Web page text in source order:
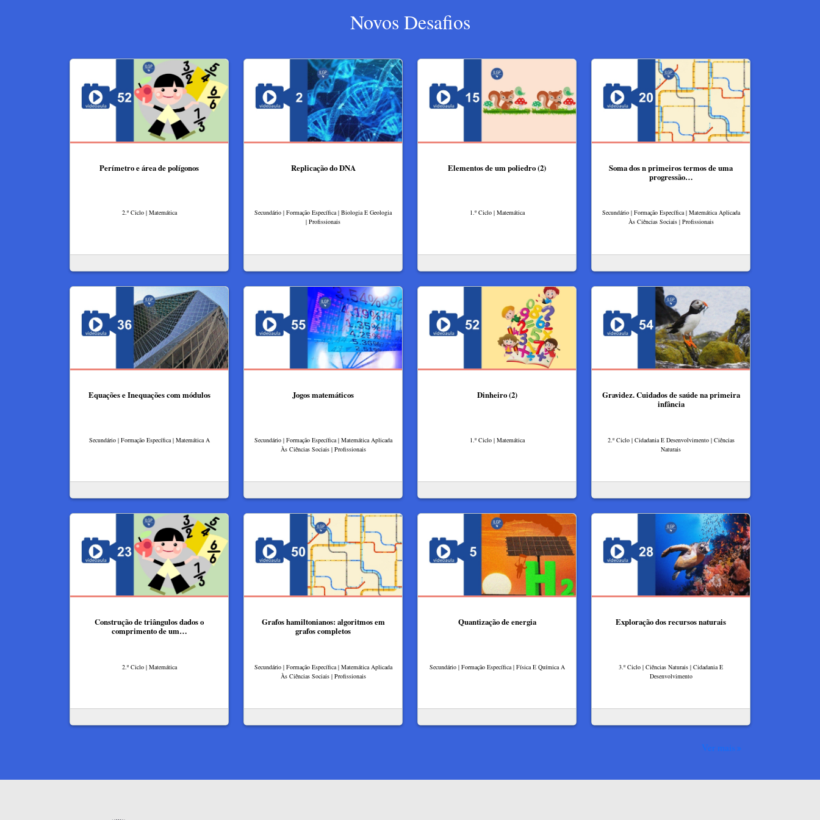
Novos Desafios
Perímetro e área de polígonos
2.º Ciclo | Matemática
Replicação do DNA
Secundário | Formação Específica | Biologia E Geologia
| Profissionais
Elementos de um poliedro (2)
1.º Ciclo | Matemática
Soma dos n primeiros termos de uma
progressão…
Secundário | Formação Específica | Matemática Aplicada
Às Ciências Sociais | Profissionais
Equações e Inequações com módulos
Secundário | Formação Específica | Matemática A
Jogos matemáticos
Secundário | Formação Específica | Matemática Aplicada
Às Ciências Sociais | Profissionais
Dinheiro (2)
1.º Ciclo | Matemática
Gravidez. Cuidados de saúde na primeira
infância
2.º Ciclo | Cidadania E Desenvolvimento | Ciências
Naturais
Construção de triângulos dados o
comprimento de um…
2.º Ciclo | Matemática
Grafos hamiltonianos: algoritmos em
grafos completos
Secundário | Formação Específica | Matemática Aplicada
Às Ciências Sociais | Profissionais
Quantização de energia
Secundário | Formação Específica | Física E Química A
Exploração dos recursos naturais
3.º Ciclo | Ciências Naturais | Cidadania E
Desenvolvimento
Ver mais